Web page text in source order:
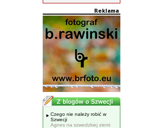
Czego nie należy robić w
Szwecji
Agnes na szwedzkiej ziemi